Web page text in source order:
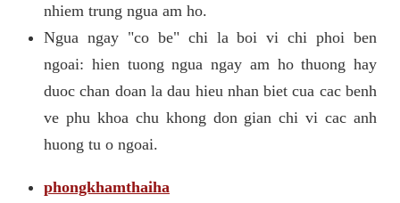
nhiem trung ngua am ho.
Ngua ngay "co be" chi la boi vi chi phoi ben
ngoai: hien tuong ngua ngay am ho thuong hay
duoc chan doan la dau hieu nhan biet cua cac benh
ve phu khoa chu khong don gian chi vi cac anh
huong tu o ngoai.
phongkhamthaiha